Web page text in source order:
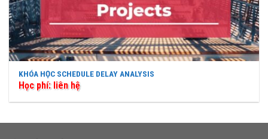
KHÓA HỌC SCHEDULE DELAY ANALYSIS
Học phí: liên hệ